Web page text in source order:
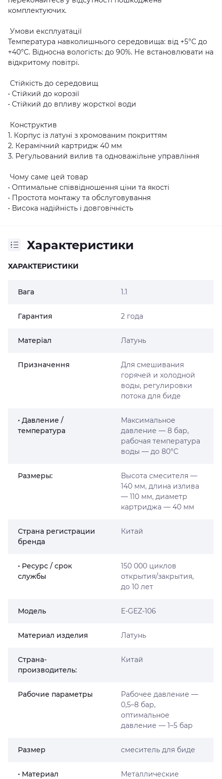
комплектуючих.
Умови експлуатації
Температура навколишнього середовища: від +5°C до
+40°C. Відносна вологість: до 90%. Не встановлювати на
відкритому повітрі.
Стійкість до середовищ
• Стійкий до корозії
• Стійкий до впливу жорсткої води
Конструктив
1. Корпус із латуні з хромованим покриттям
2. Керамічний картридж 40 мм
3. Регульований вилив та одноважільне управління
Чому саме цей товар
• Оптимальне співвідношення ціни та якості
• Простота монтажу та обслуговування
• Висока надійність і довговічність
Характеристики
ХАРАКТЕРИСТИКИ
Вага 1.1
Гарантия 2 года
Матеріал Латунь
Призначення
Для смешивания
горячей и холодной
воды, регулировки
потока для биде
• Давление /
температура
Максимальное
давление — 8 бар,
рабочая температура
воды — до 80°C
Размеры:
Высота смесителя —
140 мм, длина излива
— 110 мм, диаметр
картриджа — 40 мм
Страна регистрации
бренда
Китай
• Ресурс / срок
службы
150 000 циклов
открытия/закрытия,
до 10 лет
Мoдель E-GEZ-106
Материал изделия Латунь
Страна-
производитель:
Китай
Рабочие параметры
Рабочее давление —
0,5–8 бар,
оптимальное
давление — 1–5 бар
Размер смеситель для биде
• Материал
Металлические